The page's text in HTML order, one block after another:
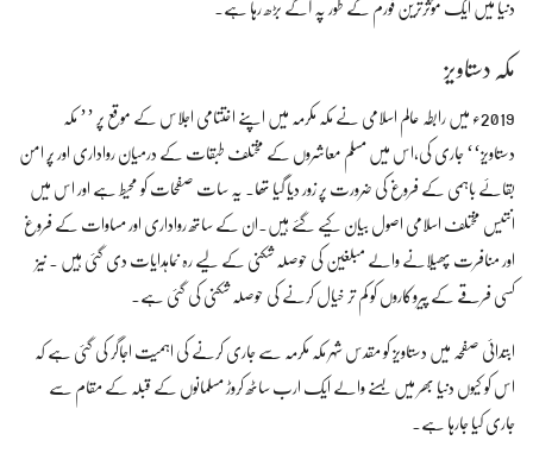
دنیا میں ایک مؤثرترین فورم کے طور پہ آگے بڑھ رہا ہے۔
مکہ دستاویز
2019ء میں رابطہ عالم اسلامی نے مکہ مکرمہ میں اپنے اختتامی اجلاس کے موقع پر ’’ مکہ
دستاویز‘‘ جاری کی،اس میں مسلم معاشروں کے مختلف طبقات کے درمیان رواداری اور پُر امن
بقائے باہمی کے فروغ کی ضرورت پر زور دیا گیا تھا۔ یہ سات صفحات کو محیط ہے اور اس میں
انتیس مختلف اسلامی اصول بیان کیے گئے ہیں۔ان کے ساتھ رواداری اور مساوات کے فروغ
اور منافرت پھیلانے والے مبلغین کی حوصلہ شکنی کے لیے رہ نماہدایات دی گئی ہیں ۔ نیز
کسی فرقے کے پیروکاروں کو کم تر خیال کرنے کی حوصلہ شکنی کی گئی ہے۔
ابتدائی صفحہ میں دستاویز کو مقدس شہر مکہ مکرمہ سے جاری کرنے کی اہمیت اجاگر کی گئی ہے کہ
اس کو کیوں دنیا بھر میں بسنے والے ایک ارب ساٹھ کروڑ مسلمانوں کے قبلہ کے مقام سے
جاری کیا جارہا ہے۔